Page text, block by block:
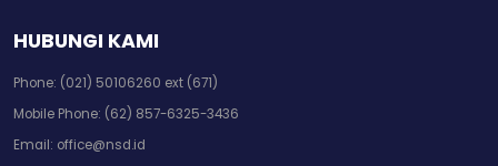
HUBUNGI KAMI
Phone: (021) 50106260 ext (671)
Mobile Phone: (62) 857-6325-3436
Email: office@nsd.id